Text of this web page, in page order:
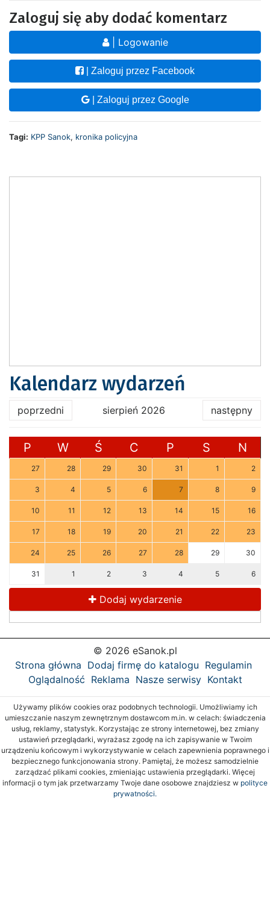
Zaloguj się aby dodać komentarz
| Logowanie
| Zaloguj przez Facebook
| Zaloguj przez Google
Tagi: KPP Sanok, kronika policyjna
Kalendarz wydarzeń
poprzedni sierpień 2026 następny
P W Ś C P S N
27 28 29 30 31 1 2
3 4 5 6 7 8 9
10 11 12 13 14 15 16
17 18 19 20 21 22 23
24 25 26 27 28 29 30
31 1 2 3 4 5 6
Dodaj wydarzenie
© 2026 eSanok.pl
Strona główna Dodaj firmę do katalogu Regulamin
Oglądalność Reklama Nasze serwisy Kontakt
Używamy plików cookies oraz podobnych technologii. Umożliwiamy ich
umieszczanie naszym zewnętrznym dostawcom m.in. w celach: świadczenia
usług, reklamy, statystyk. Korzystając ze strony internetowej, bez zmiany
ustawień przeglądarki, wyrażasz zgodę na ich zapisywanie w Twoim
urządzeniu końcowym i wykorzystywanie w celach zapewnienia poprawnego i
bezpiecznego funkcjonowania strony. Pamiętaj, że możesz samodzielnie
zarządzać plikami cookies, zmieniając ustawienia przeglądarki. Więcej
informacji o tym jak przetwarzamy Twoje dane osobowe znajdziesz w polityce
prywatności.